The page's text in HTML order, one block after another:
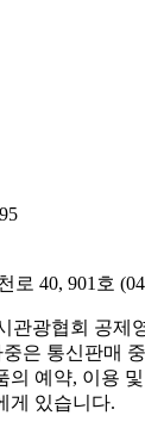
로 40, 901호
관광협회 공제
은 통신판매
의 예약, 이용
게 있습니다.